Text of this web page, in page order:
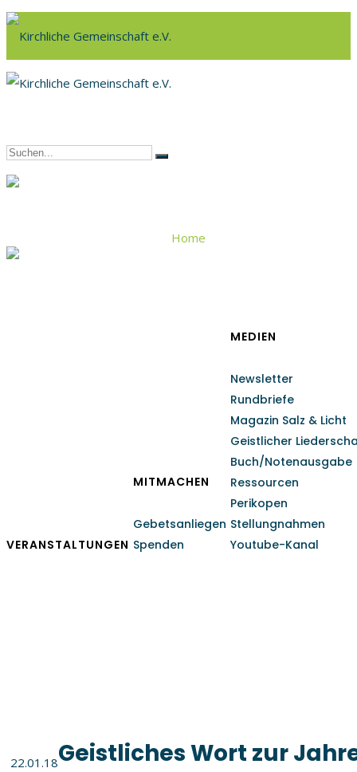
VERANSTALTUNGEN
MITMACHEN
Gebetsanliegen
Spenden
MEDIEN
Newsletter
Rundbriefe
Magazin Salz & Licht
Geistlicher
Buch/Notenausgabe
Ressourcen
Perikopen
Stellungnahmen
Youtube-Kanal
Home
22.01.18Geistliches Wort zur